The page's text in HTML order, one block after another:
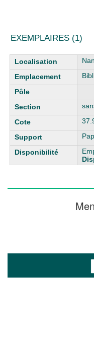
EXEMPLAIRES (1)
Liste des exemplaires